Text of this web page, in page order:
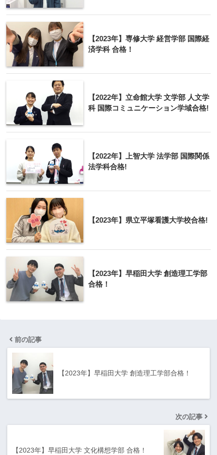
【2023年】専修大学 経営学部 国際経
済学科 合格！
【2022年】立命館大学 文学部 人文学
科 国際コミュニケーション学域合格!
【2022年】上智大学 法学部 国際関係
法学科合格!
【2023年】県立平塚看護大学校合格!
【2023年】早稲田大学 創造理工学部
合格！
前の記事
【2023年】早稲田大学 創造理工学部合格！
次の記事
【2023年】早稲田大学 文化構想学部 合格！